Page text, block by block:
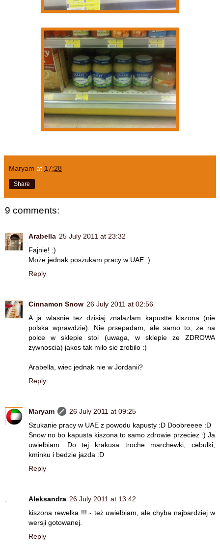
Maryam at 17:28
Share
9 comments:
Arabella 25 July 2011 at 23:32
Fajnie! :)
Może jednak poszukam pracy w UAE :)
Reply
Cinnamon Snow 26 July 2011 at 02:56
A ja wlasnie tez dzisiaj znalazlam kapustte kiszona (nie
polska wprawdzie). Nie prsepadam, ale samo to, ze na
polce w sklepie stoi (uwaga, w sklepie ze ZDROWA
zywnoscia) jakos tak milo sie zrobilo :)
Arabella, wiec jednak nie w Jordanii?
Reply
Maryam
26 July 2011 at 09:25
Szukanie pracy w UAE z powodu kapusty :D Doobreeee :D
Snow no bo kapusta kiszona to samo zdrowie przeciez :) Ja
uwielbiam. Do tej krakusa troche marchewki, cebulki,
kminku i bedzie jazda :D
Reply
Aleksandra 26 July 2011 at 13:42
kiszona rewelka !!! - też uwielbiam, ale chyba najbardziej w
wersji gotowanej.
Reply